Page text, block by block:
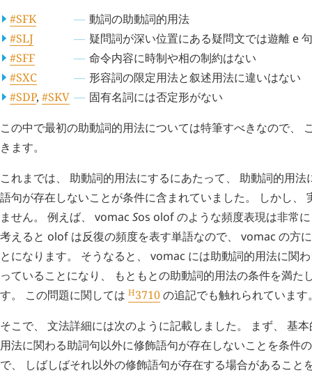
#SFK
動詞の助動詞的用法
#SLJ
疑問詞が深い位置にある疑問文では遊離 e
#SFF
命令内容に時制や相の制約はない
#SXC
形容詞の限定用法と叙述用法に違いはない
#SDP, #SKV
固有名詞には否定形がない
この中で最初の助動詞的用法については特筆すべきなので、
きます。
これまでは、 助動詞的用法にするにあたって、 助動詞的用
語句が存在しないことが条件に含まれていました。 しかし、
ません。 例えば、 vomac Sos olofのような頻度表現は非常
考えると olof は反復の頻度を表す単語なので、 vomac の方
とになります。 そうなると、 vomac には助動詞的用法に関
っていることになり、 もともとの助動詞的用法の条件を満た
す。 この問題に関しては H3710の追記でも触れられています
そこで、 文法詳細には次のように記載しました。 まず、 基
用法に関わる助詞句以外に修飾語句が存在しないことを条件
で、 しばしばそれ以外の修飾語句が存在する場合があること